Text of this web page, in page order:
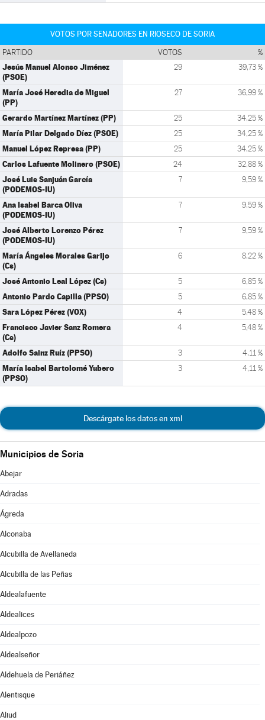
VOTOS POR SENADORES EN RIOSECO DE SORIA
PARTIDO VOTOS %
Jesús Manuel Alonso Jiménez
(PSOE)
29 39,73 %
María José Heredia de Miguel
(PP)
27 36,99 %
Gerardo Martínez Martínez (PP) 25 34,25 %
María Pilar Delgado Díez (PSOE) 25 34,25 %
Manuel López Represa (PP) 25 34,25 %
Carlos Lafuente Molinero (PSOE) 24 32,88 %
José Luis Sanjuán García
(PODEMOS-IU)
7 9,59 %
Ana Isabel Barca Oliva
(PODEMOS-IU)
7 9,59 %
José Alberto Lorenzo Pérez
(PODEMOS-IU)
7 9,59 %
María Ángeles Morales Garijo
(Cs)
6 8,22 %
José Antonio Leal López (Cs) 5 6,85 %
Antonio Pardo Capilla (PPSO) 5 6,85 %
Sara López Pérez (VOX) 4 5,48 %
Francisco Javier Sanz Romera
(Cs)
4 5,48 %
Adolfo Sainz Ruíz (PPSO) 3 4,11 %
María Isabel Bartolomé Yubero
(PPSO)
3 4,11 %
Descárgate los datos en xml
Municipios de Soria
Abejar
Adradas
Ágreda
Alconaba
Alcubilla de Avellaneda
Alcubilla de las Peñas
Aldealafuente
Aldealices
Aldealpozo
Aldealseñor
Aldehuela de Periáñez
Alentisque
Aliud